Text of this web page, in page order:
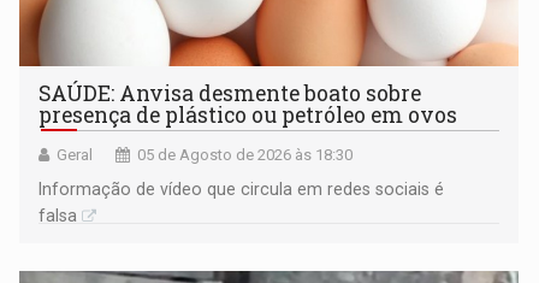
SAÚDE: Anvisa desmente boato sobre
presença de plástico ou petróleo em ovos
Geral 05 de Agosto de 2026 às 18:30
Informação de vídeo que circula em redes sociais é
falsa